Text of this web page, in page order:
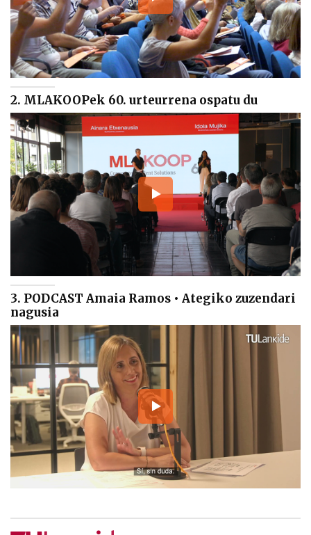
2. MLAKOOPek 60. urteurrena ospatu du
3. PODCAST Amaia Ramos • Ategiko zuzendari
nagusia